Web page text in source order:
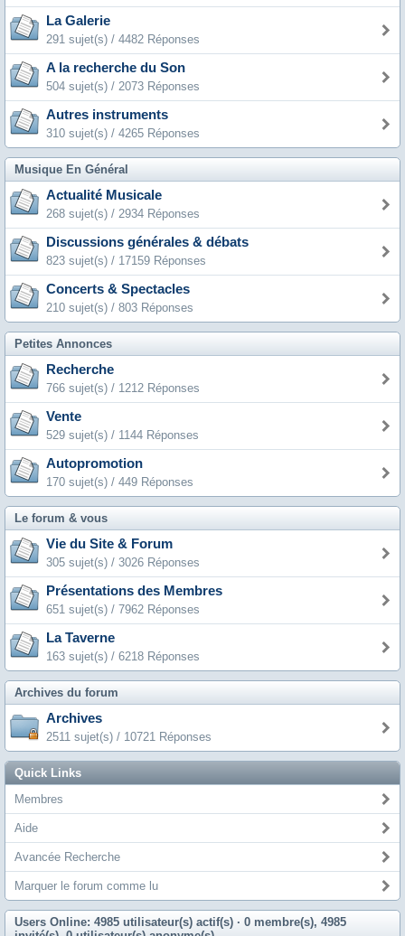
La Galerie
291 sujet(s) / 4482 Réponses
A la recherche du Son
504 sujet(s) / 2073 Réponses
Autres instruments
310 sujet(s) / 4265 Réponses
Musique En Général
Actualité Musicale
268 sujet(s) / 2934 Réponses
Discussions générales & débats
823 sujet(s) / 17159 Réponses
Concerts & Spectacles
210 sujet(s) / 803 Réponses
Petites Annonces
Recherche
766 sujet(s) / 1212 Réponses
Vente
529 sujet(s) / 1144 Réponses
Autopromotion
170 sujet(s) / 449 Réponses
Le forum & vous
Vie du Site & Forum
305 sujet(s) / 3026 Réponses
Présentations des Membres
651 sujet(s) / 7962 Réponses
La Taverne
163 sujet(s) / 6218 Réponses
Archives du forum
Archives
2511 sujet(s) / 10721 Réponses
Quick Links
Membres
Aide
Avancée Recherche
Marquer le forum comme lu
Users Online: 4985 utilisateur(s) actif(s) · 0 membre(s), 4985